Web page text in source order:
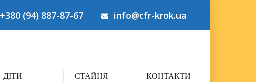
+380 (94) 887-87-67 info@cfr-krok.ua
ДІТИ СТАЙНЯ КОНТАКТИ